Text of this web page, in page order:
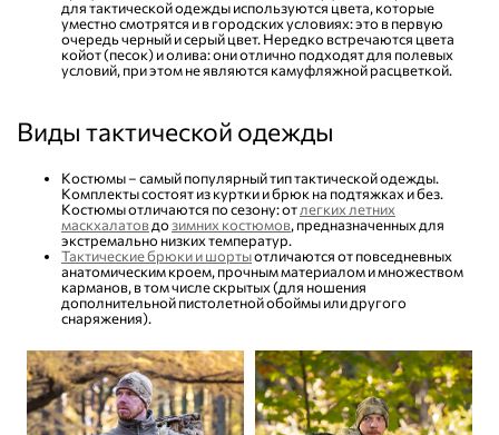
для тактической одежды используются цвета, которые
уместно смотрятся и в городских условиях: это в первую
очередь черный и серый цвет. Нередко встречаются цвета
койот (песок) и олива: они отлично подходят для полевых
условий, при этом не являются камуфляжной расцветкой.
Виды тактической одежды
Костюмы – самый популярный тип тактической одежды.
Комплекты состоят из куртки и брюк на подтяжках и без.
Костюмы отличаются по сезону: отлегких летних
маскхалатовдозимних костюмов, предназначенных для
экстремально низких температур.
Тактические брюки и шортыотличаются от повседневных
анатомическим кроем, прочным материалом и множеством
карманов, в том числе скрытых (для ношения
дополнительной пистолетной обоймы или другого
снаряжения).